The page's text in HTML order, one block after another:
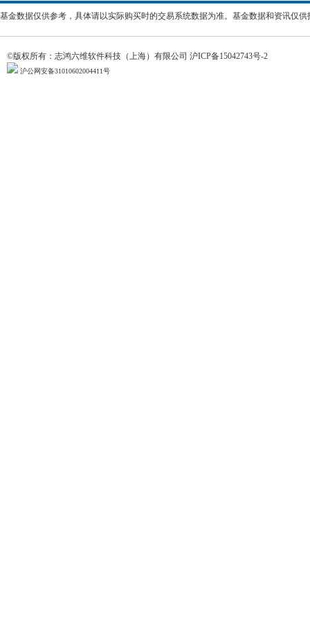
基金数据仅供参考，具体请以实际购买时的交易系统数据为准。基金数据和资讯仅
©版权所有：志鸿六维软件科技（上海）有限公司 沪ICP备15042743号-2
沪公网安备31010602004411号